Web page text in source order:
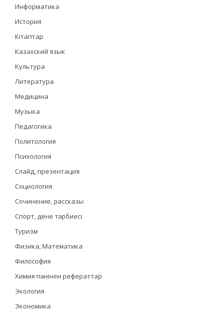
Информатика
История
Кітаптар
Казахский язык
Культура
Литература
Медицина
Музыка
Педагогика
Политология
Психология
Слайд, презентация
Социология
Сочинение, рассказы
Спорт, дене тәрбиесі
Туризм
Физика, Математика
Философия
Химия пәнінен рефераттар
Экология
Экономика